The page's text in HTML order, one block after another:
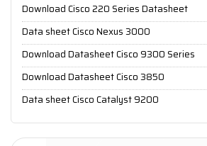
Download Cisco 220 Series Datasheet
Data sheet Cisco Nexus 3000
Download Datasheet Cisco 9300 Series
Download Datasheet Cisco 3850
Data sheet Cisco Catalyst 9200